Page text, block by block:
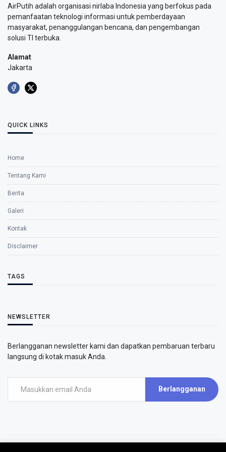
AirPutih adalah organisasi nirlaba Indonesia yang berfokus pada
pemanfaatan teknologi informasi untuk pemberdayaan
masyarakat, penanggulangan bencana, dan pengembangan
solusi TI terbuka.
Alamat
Jakarta
QUICK LINKS
Home
Tentang Kami
Berita
Galeri
Kontak
Disclaimer
TAGS
NEWSLETTER
Berlangganan newsletter kami dan dapatkan pembaruan terbaru
langsung di kotak masuk Anda.
Berlangganan